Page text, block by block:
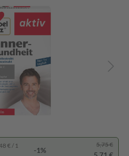
€ / 1
-1%
5,75 €